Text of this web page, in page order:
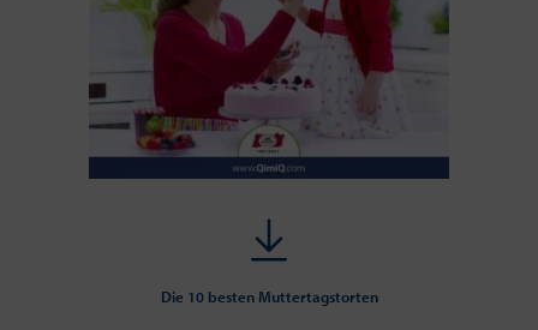
Die 10 besten Muttertagstorten